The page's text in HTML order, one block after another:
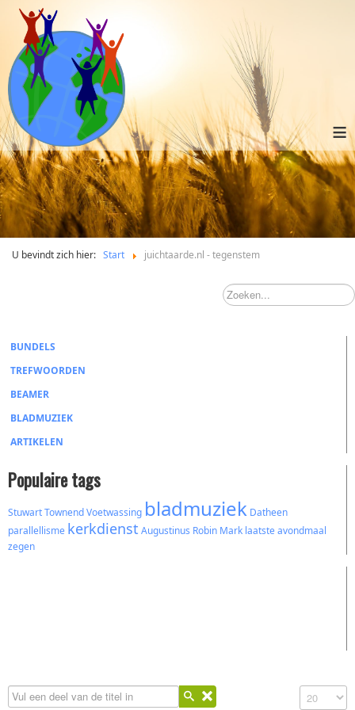
≡
U bevindt zich hier: Start juichtaarde.nl - tegenstem
BUNDELS
TREFWOORDEN
BEAMER
BLADMUZIEK
ARTIKELEN
Populaire tags
Stuwart TownendVoetwassing bladmuziek Datheen
parallellisme kerkdienst Augustinus Robin Mark laatste avondmaal
zegen
Vul een deel van de titel in Toon #